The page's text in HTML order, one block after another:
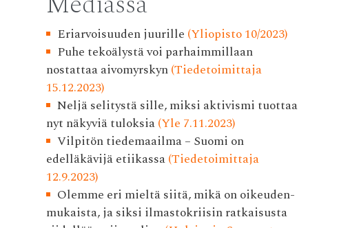
Eriarvoisuuden juurille (Yliopisto 10/2023)
Puhe tekoälystä voi parhaimmillaan
nostattaa aivomyrskyn(Tiedetoimittaja
15.12.2023)
Neljä selitystä sille, miksi aktivismi tuottaa
nyt näkyviä tuloksia(Yle 7.11.2023)
Vilpitön tiedemaailma – Suomi on
edelläkävijä etiikassa(Tiedetoimittaja
12.9.2023)
Olemme eri mieltä siitä, mikä on oikeuden­
mukaista, ja siksi ilmasto­kriisin ratkaisusta